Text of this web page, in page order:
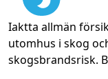
Iaktta allmän
utomhus i skog
skogsbrandsrisk.